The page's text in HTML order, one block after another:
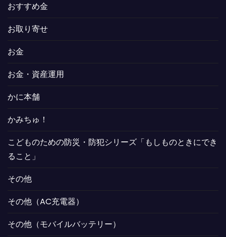
おすすめ金
お取り寄せ
お金
お金・資産運用
かに本舗
かみちゅ！
こどものための防災・防犯シリーズ「もしものときにでき
ること」
その他
その他（AC充電器）
その他（モバイルバッテリー）